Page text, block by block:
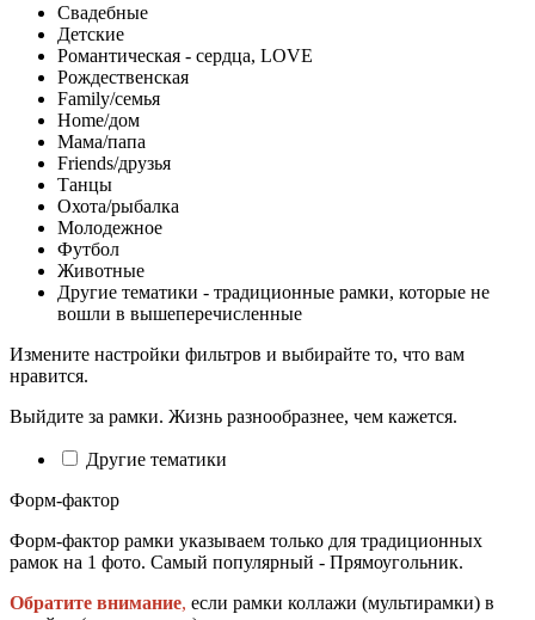
Свадебные
Детские
Романтическая - сердца, LOVE
Рождественская
Family/семья
Home/дом
Мама/папа
Friends/друзья
Танцы
Охота/рыбалка
Молодежное
Футбол
Животные
Другие тематики - традиционные рамки, которые не
вошли в вышеперечисленные
Измените настройки фильтров и выбирайте то, что вам
нравится.
Выйдите за рамки. Жизнь разнообразнее, чем кажется.
Другие тематики
Форм-фактор
Форм-фактор рамки указываем только для традиционных
рамок на 1 фото. Самый популярный - Прямоугольник.
Обратите внимание, если рамки коллажи (мультирамки) в